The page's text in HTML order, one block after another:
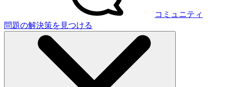
コミュニティ
問題の解決策を見つける